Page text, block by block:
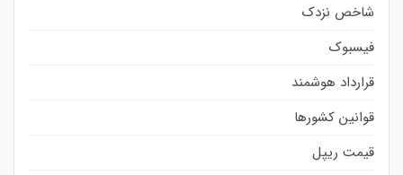
شاخص نزدک
فیسبوک
قرارداد هوشمند
قوانین کشورها
قیمت ریپل